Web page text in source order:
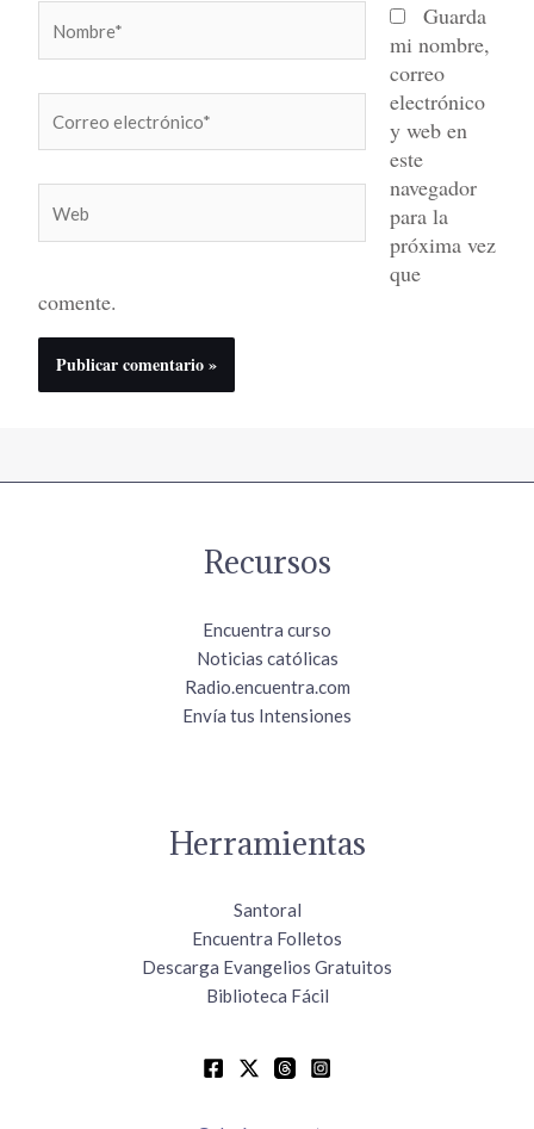
electrónico*
Guarda
mi nombre,
correo
electrónico
y web en
este
navegador
para la
próxima vez
que
comente.
Recursos
Encuentra curso
Noticias católicas
Radio.encuentra.com
Envía tus Intensiones
Herramientas
Santoral
Encuentra Folletos
Descarga Evangelios Gratuitos
Biblioteca Fácil